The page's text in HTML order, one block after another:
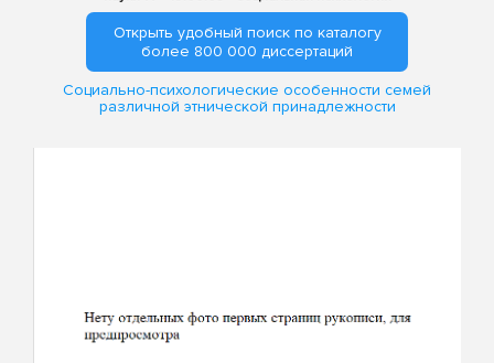
Открыть удобный поиск по каталогу
более 800 000 диссертаций
Социально-психологические особенности семей
различной этнической принадлежности